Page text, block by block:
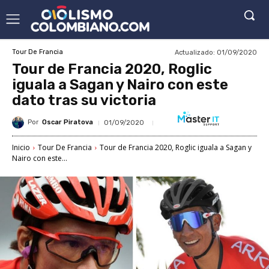
Tour De Francia Actualizado: 01/09/2020
Tour de Francia 2020, Roglic
iguala a Sagan y Nairo con este
dato tras su victoria
Por Oscar Piratova 01/09/2020
Inicio Tour De Francia
Tour de Francia 2020, Roglic iguala a Sagan y
Nairo con este...